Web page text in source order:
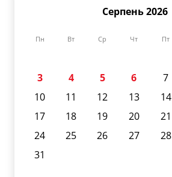
Серпень 2026
Пн Вт Ср Чт Пт
3
4 5 6 7
10
11 12 13 14
17
18 19 20 21
24
25 26 27 28
31